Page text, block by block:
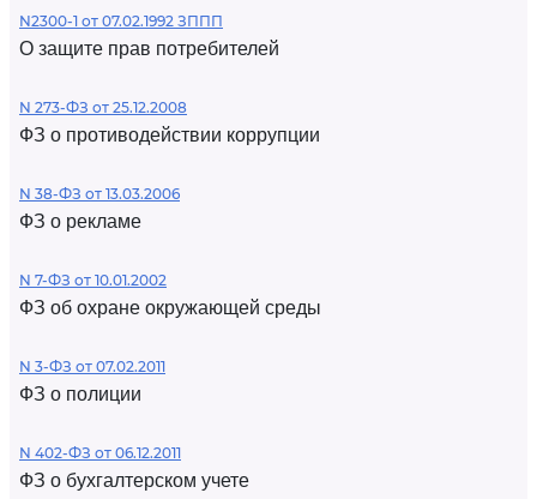
N2300-1 от 07.02.1992 ЗППП
О защите прав потребителей
N 273-ФЗ от 25.12.2008
ФЗ о противодействии коррупции
N 38-ФЗ от 13.03.2006
ФЗ о рекламе
N 7-ФЗ от 10.01.2002
ФЗ об охране окружающей среды
N 3-ФЗ от 07.02.2011
ФЗ о полиции
N 402-ФЗ от 06.12.2011
ФЗ о бухгалтерском учете